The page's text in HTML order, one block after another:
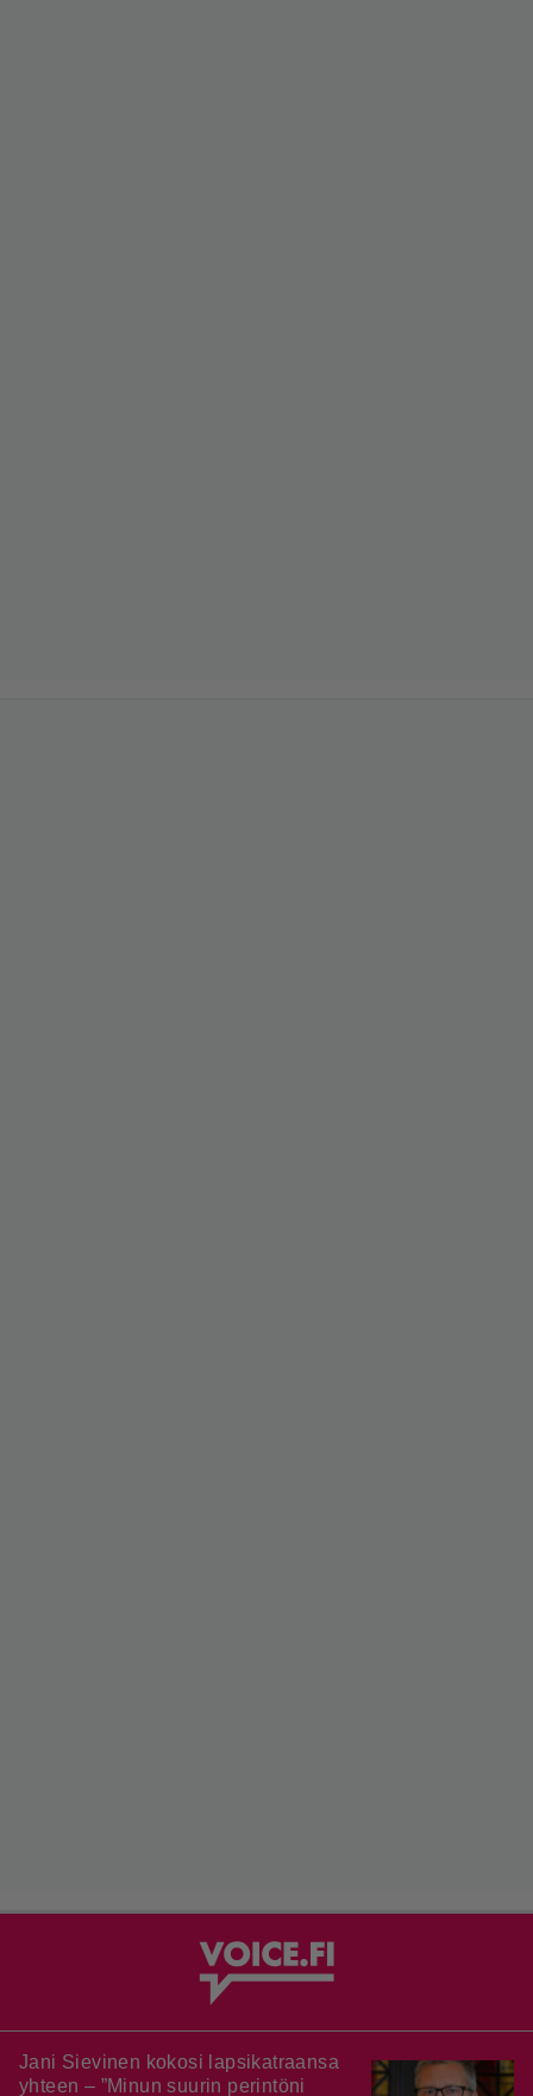
Jani Sievinen kokosi lapsikatraansa
yhteen – ”Minun suurin perintöni